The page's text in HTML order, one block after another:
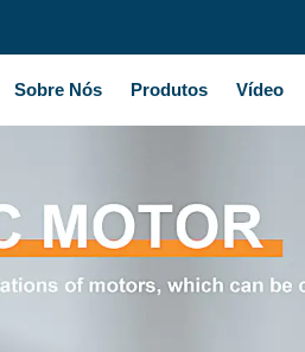
Sobre Nós Produtos Vídeo